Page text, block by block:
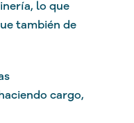
lo que
también de
cargo,